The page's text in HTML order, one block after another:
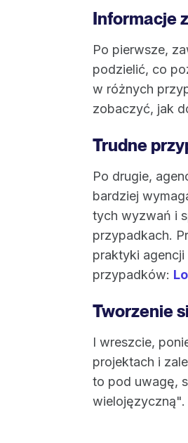
Informacje
Po pierwsze,
podzielić, co
w różnych
zobaczyć, jak
Trudne
Po drugie,
bardziej
tych wyzwań i
przypadkach.
praktyki
przypadków:
Tworzenie
I wreszcie,
projektach i
to pod uwagę,
wielojęzyczną".